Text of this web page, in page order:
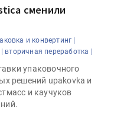
сменили
и конвертинг |
вторичная переработка |
упаковочного
решений upakovka и
и каучуков